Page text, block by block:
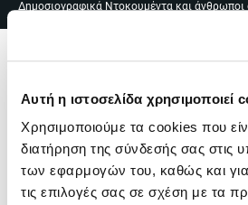
Αυτή η ιστοσελίδα χρησιμοποιεί
Χρησιμοποιούμε τα cookies που
διατήρηση της σύνδεσής σας στις
των εφαρμογών του, καθώς και
τις επιλογές σας σε σχέση με τα
Skip
to
Δημοσιογραφικά Ντοκουμέντα και άνθρωποι